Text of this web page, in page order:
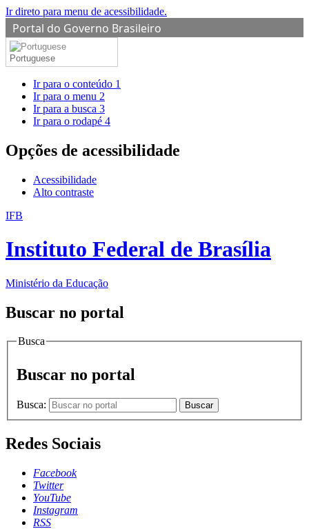
Ir direto para menu de acessibilidade.
Portal do Governo Brasileiro
Portuguese
Ir para o conteúdo 1
Ir para o menu 2
Ir para a busca 3
Ir para o rodapé 4
Opções de acessibilidade
Acessibilidade
Alto contraste
IFB
Instituto Federal de Brasília
Ministério da Educação
Buscar no portal
Busca
Buscar no portal
Busca: Buscar
Redes Sociais
Facebook
Twitter
YouTube
Instagram
RSS